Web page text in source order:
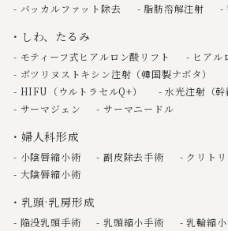
バッカルファット除去
脂肪溶解注射
しわ、たるみ
モティーフ式ヒアルロン酸リフト
ヒアル
ボツリヌストキシン注射（韓国製ナボタ）
HIFU（ウルトラセルQ+）
水光注射（幹
サーマジェン
サーマニードル
婦人科形成
小陰唇縮小術 副皮除去手術
クリト
大陰唇縮小術
乳頭·乳房形成
陥没乳頭手術 乳頭縮小手術
乳輪縮